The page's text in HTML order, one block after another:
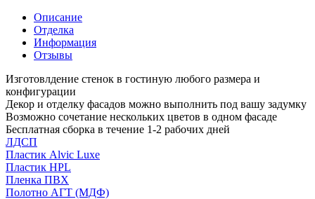
Описание
Отделка
Информация
Отзывы
Изготовлдение стенок в гостиную любого размера и
конфигурации
Декор и отделку фасадов можно выполнить под вашу задумку
Возможно сочетание нескольких цветов в одном фасаде
Бесплатная сборка в течение 1-2 рабочих дней
ЛДСП
Пластик Alvic Luxe
Пластик HPL
Пленка ПВХ
Полотно АГТ (МДФ)